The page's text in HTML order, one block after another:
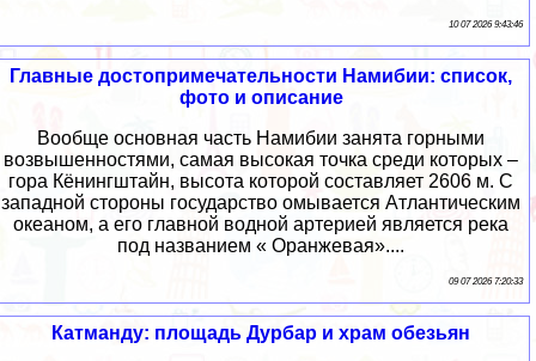
10 07 2026 9:43:46
Главные достопримечательности Намибии: список,
фото и описание
Вообще основная часть Намибии занята горными
возвышенностями, самая высокая точка среди которых –
гора Кёнингштайн, высота которой составляет 2606 м. С
западной стороны государство омывается Атлантическим
океаном, а его главной водной артерией является река
под названием « Оранжевая»....
09 07 2026 7:20:33
Катманду: площадь Дурбар и храм обезьян